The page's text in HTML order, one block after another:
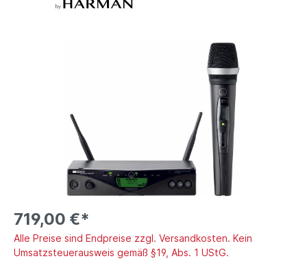
719,00 €*
Alle Preise sind Endpreise zzgl. Versandkosten. Kein
Umsatzsteuerausweis gemäß §19, Abs. 1 UStG.